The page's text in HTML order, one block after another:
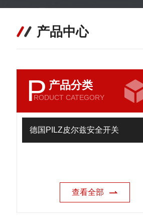
产品中心
P 产品分类
RODUCT CATEGORY
德国PILZ皮尔兹安全开关
查看全部